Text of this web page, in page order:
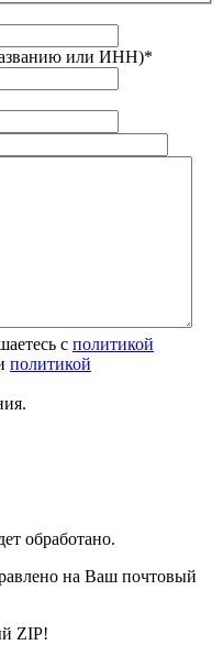
или ИНН)*
с политикой
политикой
обработано.
на Ваш почтовый
ZIP!